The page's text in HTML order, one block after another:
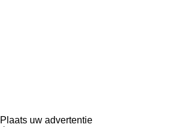
Plaats uw advertentie